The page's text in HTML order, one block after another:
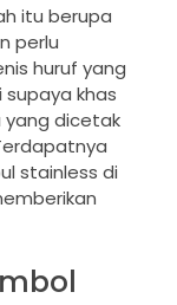
itu berupa
perlu
huruf yang
khas
yang dicetak
stainless di